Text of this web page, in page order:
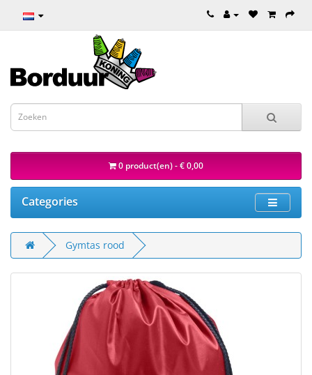
0 product(en) - € 0,00
Categories
Gymtas rood